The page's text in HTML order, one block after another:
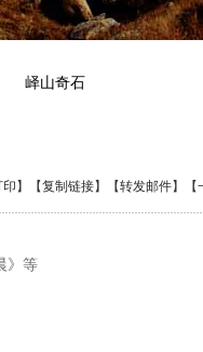
峄山奇石
印 】【复制链接】【转发邮件】
》等